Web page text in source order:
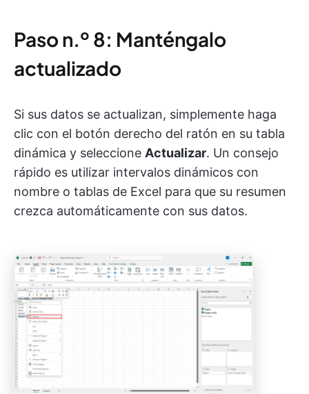
Paso n.º 8: Manténgalo
actualizado
Si sus datos se actualizan, simplemente haga
clic con el botón derecho del ratón en su tabla
dinámica y seleccione Actualizar. Un consejo
rápido es utilizar intervalos dinámicos con
nombre o tablas de Excel para que su resumen
crezca automáticamente con sus datos.